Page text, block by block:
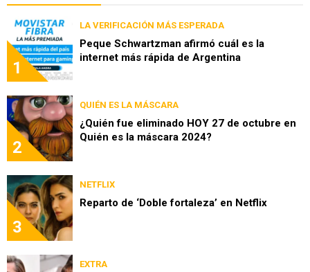
1
LA VERIFICACIÓN MÁS ESPERADA
Peque Schwartzman afirmó cuál es la
internet más rápida de Argentina
2
QUIÉN ES LA MÁSCARA
¿Quién fue eliminado HOY 27 de octubre en
Quién es la máscara 2024?
3
NETFLIX
Reparto de ‘Doble fortaleza’ en Netflix
EXTRA